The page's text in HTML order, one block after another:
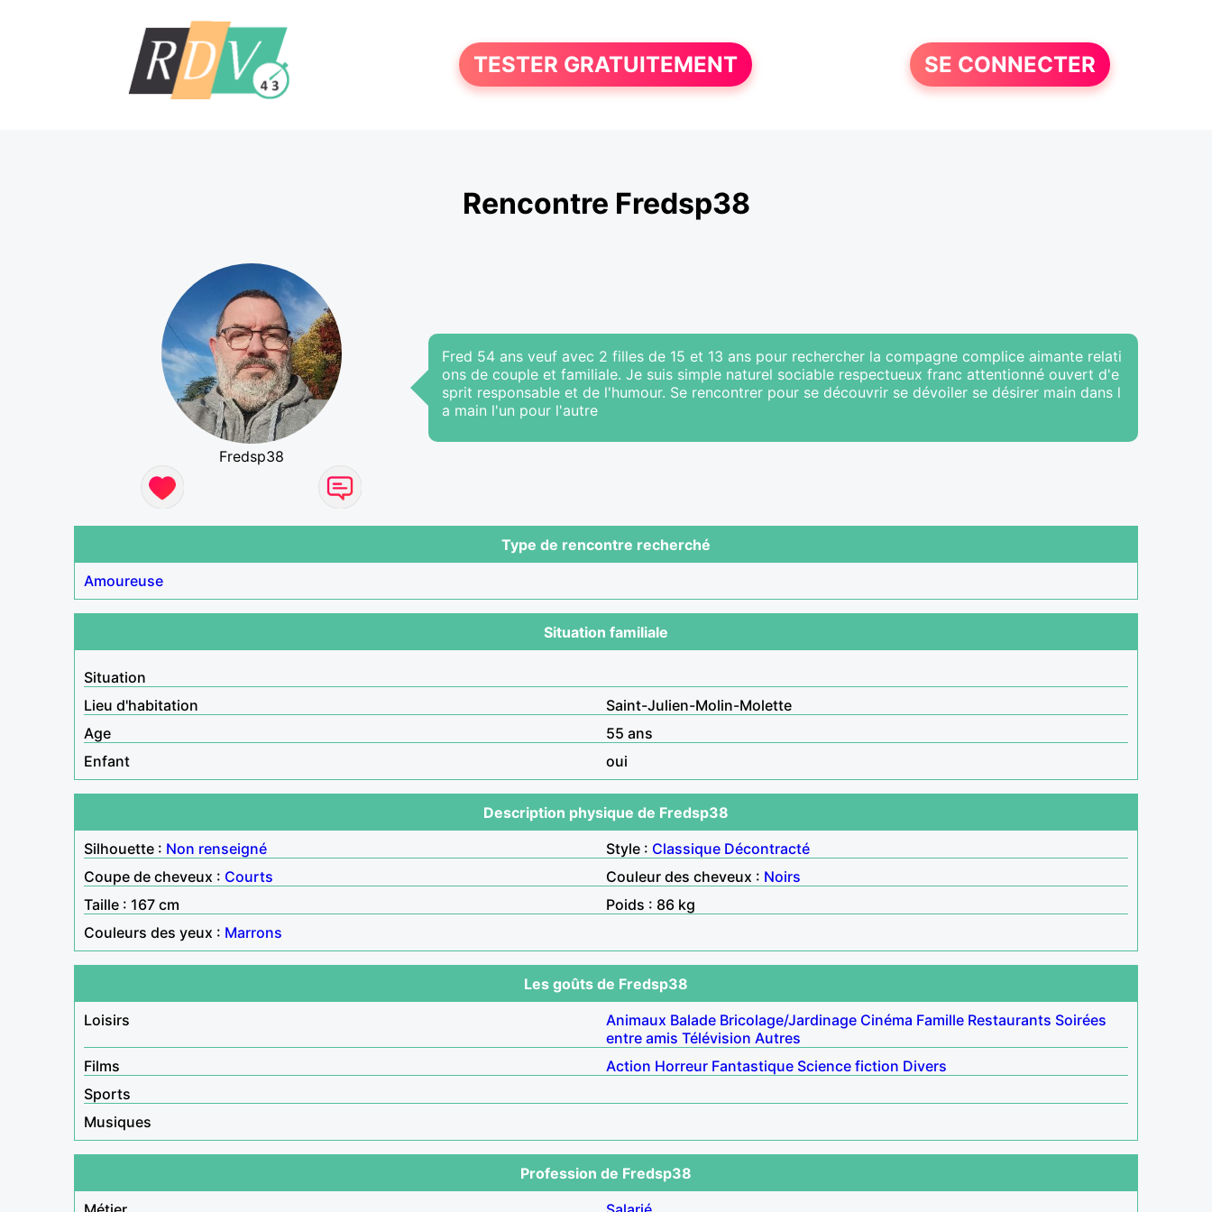
TESTER GRATUITEMENT SE CONNECTER
Rencontre Fredsp38
Fredsp38
Fred 54 ans veuf avec 2 filles de 15 et 13 ans pour rechercher la compagne complice aimante relati
ons de couple et familiale. Je suis simple naturel sociable respectueux franc attentionné ouvert d'e
sprit responsable et de l'humour. Se rencontrer pour se découvrir se dévoiler se désirer main dans l
a main l'un pour l'autre
Type de rencontre recherché
Amoureuse
Situation familiale
Situation
Lieu d'habitation
Saint-Julien-Molin-Molette
Age
55 ans
Enfant
oui
Description physique de Fredsp38
Silhouette : Non renseigné Style : Classique Décontracté
Coupe de cheveux : Courts Couleur des cheveux : Noirs
Taille : 167 cm
Poids : 86 kg
Couleurs des yeux : Marrons
Les goûts de Fredsp38
Loisirs
Animaux Balade Bricolage/Jardinage Cinéma Famille Restaurants Soirées
entre amis Télévision Autres
Films
Action Horreur Fantastique Science fiction Divers
Sports
Musiques
Profession de Fredsp38